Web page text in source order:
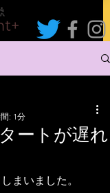
ートが遅れ
: 1分
まいました。